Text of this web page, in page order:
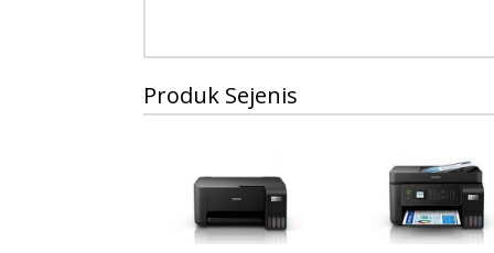
Produk Sejenis